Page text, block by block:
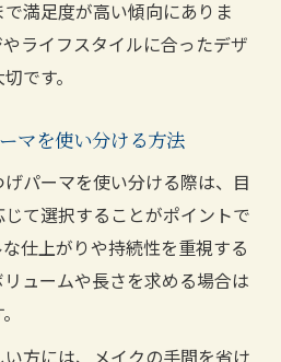
満足度が高い傾向にありま
ライフスタイルに合ったデザ
です。
マを使い分ける方法
パーマを使い分ける際は、目
て選択することがポイントで
仕上がりや持続性を重視する
ュームや長さを求める場合は
方には、メイクの手間を省け